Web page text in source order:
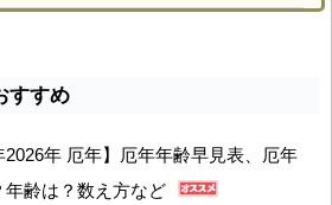
すすめ
2026年 厄年】厄年年齢早見表、厄年
年齢は？数え方など